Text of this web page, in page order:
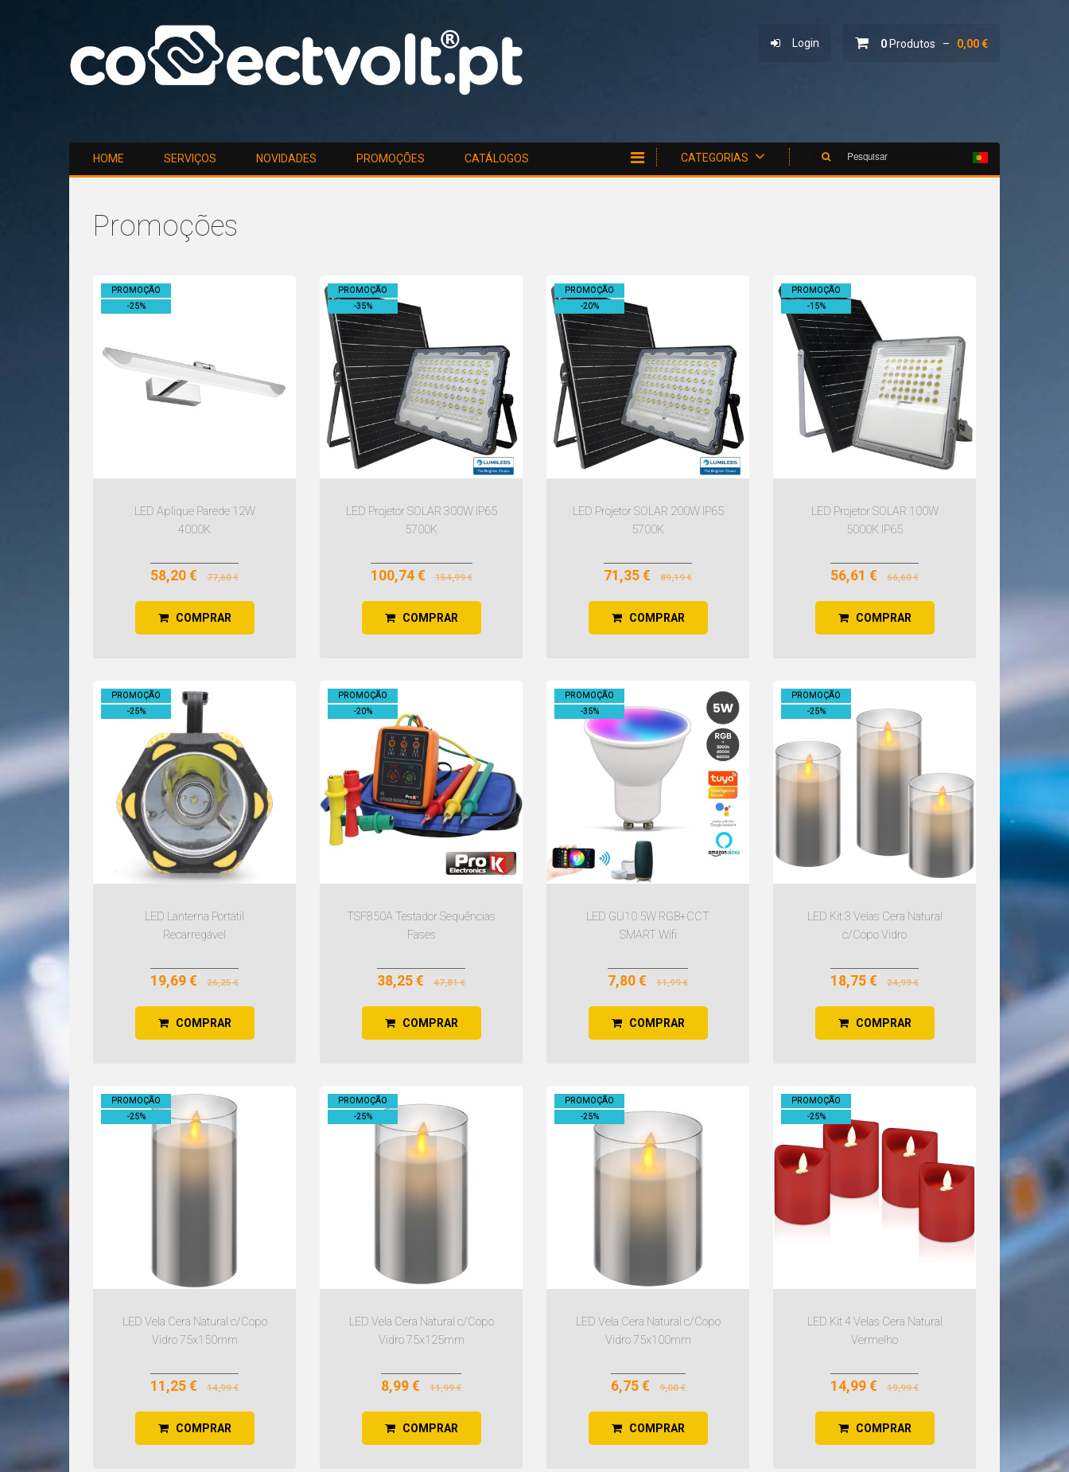
0 Produtos – 0,00 €
Login
HOME SERVIÇOS NOVIDADES PROMOÇÕES CATÁLOGOS CATEGORIAS Pesquisar
Promoções
PROMOÇÃO
-25%
LED Aplique Parede 12W
4000K
58,20 € 77,60 €
COMPRAR
PROMOÇÃO
-35%
LED Projetor SOLAR 300W IP65
5700K
100,74 €154,99 €
COMPRAR
PROMOÇÃO
-20%
LED Projetor SOLAR 200W IP65
5700K
71,35 € 89,19 €
COMPRAR
PROMOÇÃO
-15%
LED Projetor SOLAR 100W
5000K IP65
56,61 € 66,60 €
COMPRAR
PROMOÇÃO
-25%
LED Lanterna Portátil
Recarregável
19,69 € 26,25 €
COMPRAR
PROMOÇÃO
-20%
TSF850A Testador Sequências
Fases
38,25 € 47,81 €
COMPRAR
PROMOÇÃO
-35%
LED GU10 5W RGB+CCT
SMART Wifi
7,80 € 11,99 €
COMPRAR
PROMOÇÃO
-25%
LED Kit 3 Velas Cera Natural
c/Copo Vidro
18,75 € 24,99 €
COMPRAR
PROMOÇÃO
-25%
LED Vela Cera Natural c/Copo
Vidro 75x150mm
11,25 € 14,99 €
COMPRAR
PROMOÇÃO
-25%
LED Vela Cera Natural c/Copo
Vidro 75x125mm
8,99 € 11,99 €
COMPRAR
PROMOÇÃO
-25%
LED Vela Cera Natural c/Copo
Vidro 75x100mm
6,75 €9,00 €
COMPRAR
PROMOÇÃO
-25%
LED Kit 4 Velas Cera Natural
Vermelho
14,99 € 19,99 €
COMPRAR